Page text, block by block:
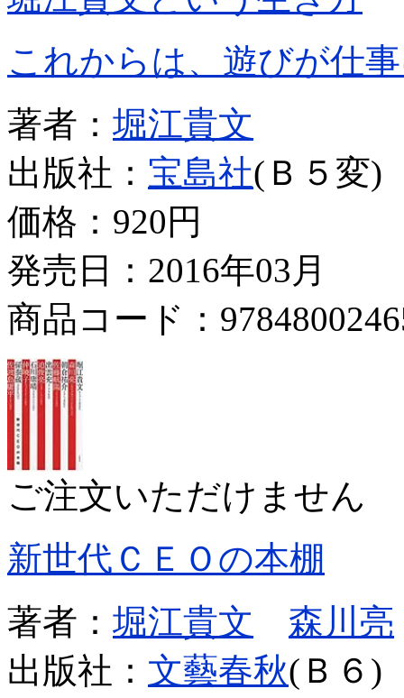
これからは、遊びが仕
著者： 堀江貴文
出版社： 宝島社(Ｂ５変)
価格： 920円
発売日：2016年03月
商品コード：
ご注文いただけません
新世代ＣＥＯの本棚
著者： 堀江貴文
森川亮
出版社： 文藝春秋(Ｂ６)